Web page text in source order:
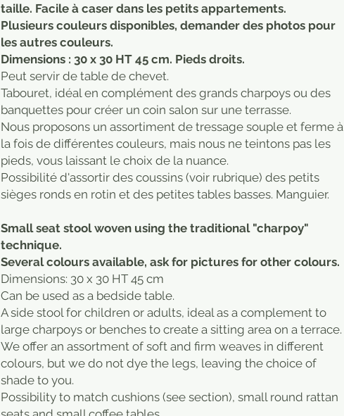
taille. Facile à caser dans les petits appartements.
Plusieurs couleurs disponibles, demander des photos pour
les autres couleurs.
Dimensions : 30 x 30 HT 45 cm. Pieds droits.
Peut servir de table de chevet.
Tabouret, idéal en complément des grands charpoys ou des
banquettes pour créer un coin salon sur une terrasse.
Nous proposons un assortiment de tressage souple et ferme à
la fois de différentes couleurs, mais nous ne teintons pas les
pieds, vous laissant le choix de la nuance.
Possibilité d'assortir des coussins (voir rubrique) des petits
sièges ronds en rotin et des petites tables basses. Manguier.
Small seat stool woven using the traditional "charpoy"
technique.
Several colours available, ask for pictures for other colours.
Dimensions: 30 x 30 HT 45 cm
Can be used as a bedside table.
A side stool for children or adults, ideal as a complement to
large charpoys or benches to create a sitting area on a terrace.
We offer an assortment of soft and firm weaves in different
colours, but we do not dye the legs, leaving the choice of
shade to you.
Possibility to match cushions (see section), small round rattan